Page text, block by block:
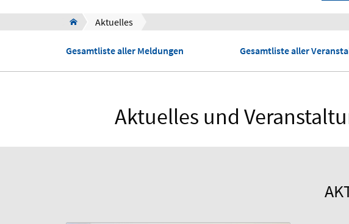
Aktuelles
Gesamtliste aller Meldungen Gesamtliste aller
Aktuelles und